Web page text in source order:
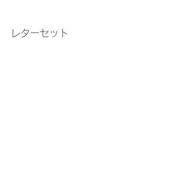
レターセット